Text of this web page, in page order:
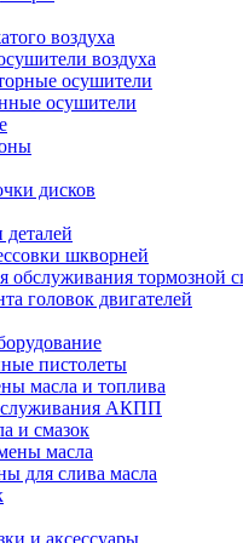
воздуха
воздуха
осушители
осушители
дисков
шкворней
обслуживания тормозной
головок двигателей
пистолеты
масла и топлива
АКПП
и смазок
масла
для слива масла
и аксессуары